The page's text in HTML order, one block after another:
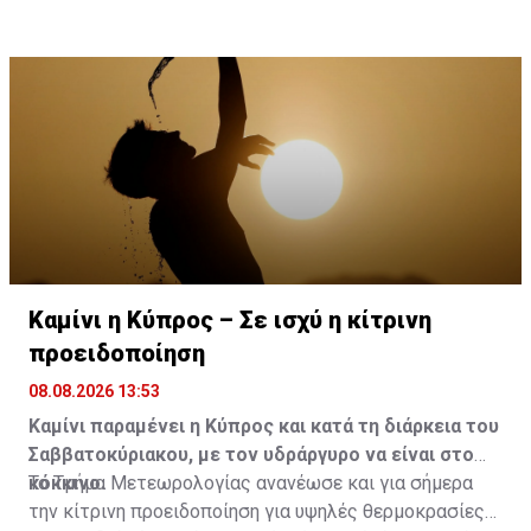
Καμίνι η Κύπρος – Σε ισχύ η κίτρινη
προειδοποίηση
08.08.2026 13:53
Καμίνι παραμένει η Κύπρος και κατά τη διάρκεια του
Σαββατοκύριακου, με τον υδράργυρο να είναι στο
κόκκινο.
Το Τμήμα Μετεωρολογίας ανανέωσε και για σήμερα
την κίτρινη προειδοποίηση για υψηλές θερμοκρασίες